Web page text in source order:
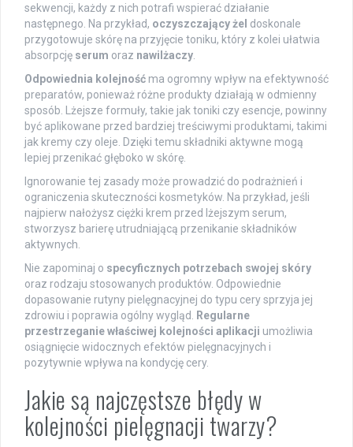
sekwencji, każdy z nich potrafi wspierać działanie
następnego. Na przykład, oczyszczający żel doskonale
przygotowuje skórę na przyjęcie toniku, który z kolei ułatwia
absorpcję serum oraz nawilżaczy.
Odpowiednia kolejność ma ogromny wpływ na efektywność
preparatów, ponieważ różne produkty działają w odmienny
sposób. Lżejsze formuły, takie jak toniki czy esencje, powinny
być aplikowane przed bardziej treściwymi produktami, takimi
jak kremy czy oleje. Dzięki temu składniki aktywne mogą
lepiej przenikać głęboko w skórę.
Ignorowanie tej zasady może prowadzić do podrażnień i
ograniczenia skuteczności kosmetyków. Na przykład, jeśli
najpierw nałożysz ciężki krem przed lżejszym serum,
stworzysz barierę utrudniającą przenikanie składników
aktywnych.
Nie zapominaj o specyficznych potrzebach swojej skóry
oraz rodzaju stosowanych produktów. Odpowiednie
dopasowanie rutyny pielęgnacyjnej do typu cery sprzyja jej
zdrowiu i poprawia ogólny wygląd. Regularne
przestrzeganie właściwej kolejności aplikacji umożliwia
osiągnięcie widocznych efektów pielęgnacyjnych i
pozytywnie wpływa na kondycję cery.
Jakie są najczęstsze błędy w
kolejności pielęgnacji twarzy?